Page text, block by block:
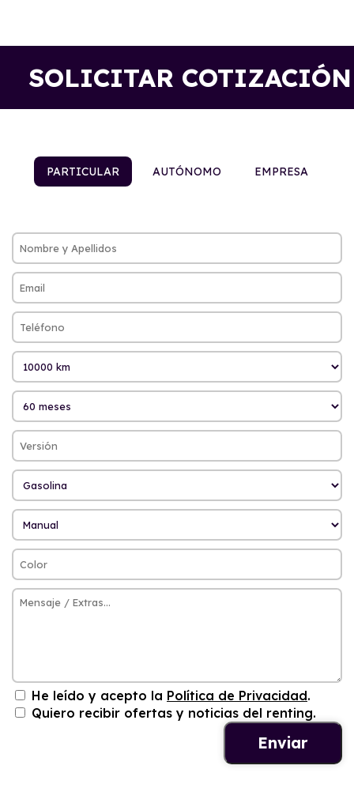
SOLICITAR COTIZACIÓN
PARTICULAR AUTÓNOMO EMPRESA
He leído y acepto la Política de Privacidad.
Quiero recibir ofertas y noticias del renting.